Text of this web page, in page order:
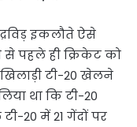
इकलौते ऐसे
से पहले ही क्रिकेट को
टी-20 खेलने
था कि टी-20
20 में 21 गेंदों पर